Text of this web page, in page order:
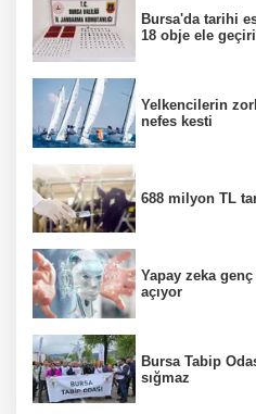
Bursa'da tarihi
18 obje ele
Yelkencilerin
nefes kesti
688 milyon TL
Yapay zeka
açıyor
Bursa Tabip
sığmaz